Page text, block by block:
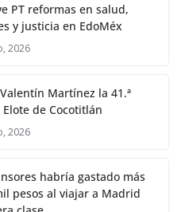
PT reformas en salud,
y justicia en EdoMéx
2026
Martínez la 41.ª
Elote de Cocotitlán
2026
habría gastado más
pesos al viajar a Madrid